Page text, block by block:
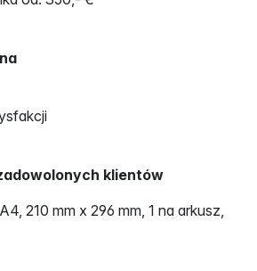
klientów
210 mm x 296 mm, 1 na arkusz,